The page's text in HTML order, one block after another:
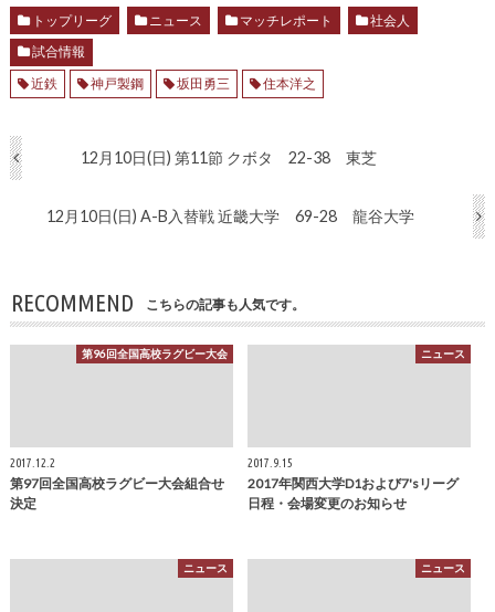
トップリーグ ニュース マッチレポート
社会人
試合情報
近鉄
神戸製鋼 坂田勇三 住本洋之
12月10日(日) 第11節 クボタ 22-38 東芝
12月10日(日) A-B入替戦 近畿大学 69-28 龍谷大学
RECOMMEND こちらの記事も人気です。
第96回全国高校ラグビー大会
2017.12.2
第97回全国高校ラグビー大会組合せ
決定
ニュース
2017.9.15
2017年関西大学D1および7'sリーグ
日程・会場変更のお知らせ
ニュース ニュース